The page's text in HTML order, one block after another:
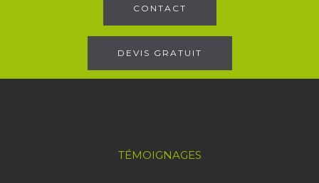
CONTACT
DEVIS GRATUIT
TÉMOIGNAGES